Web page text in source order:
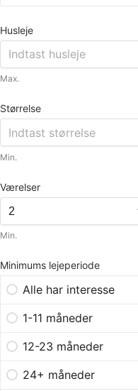
Husleje
Max.
Størrelse
Min.
Værelser
Min.
Minimums lejeperiode
Alle har interesse
1-11 måneder
12-23 måneder
24+ måneder